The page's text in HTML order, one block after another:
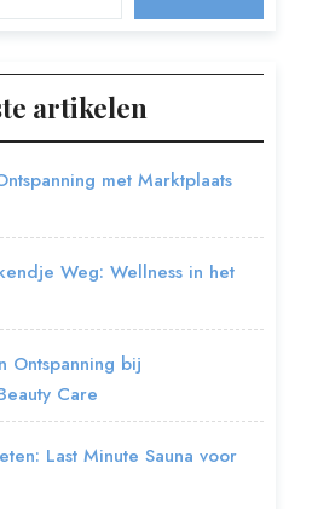
artikelen
met Marktplaats
Weg: Wellness in het
Ontspanning bij
Care
Last Minute Sauna voor